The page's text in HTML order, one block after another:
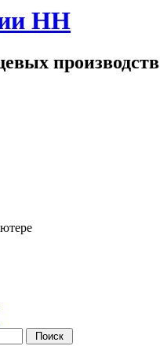
НН
производств